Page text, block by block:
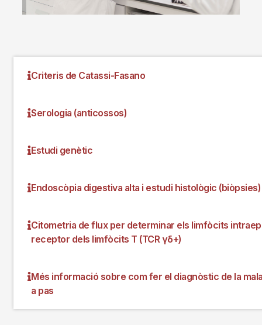
Criteris de Catassi-Fasano
Serologia (anticossos)
Estudi genètic
Endoscòpia digestiva alta i estudi histològic (biòpsies)
Citometria de flux per determinar els limfòcits
receptor dels limfòcits T (TCR γδ+)
Més informació sobre com fer el diagnòstic de la
a pas